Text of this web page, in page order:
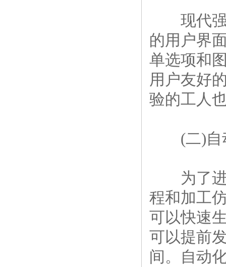
现代强
的用户界
单选项和
用户友好
验的工人
(二)自
为了进
程和加工
可以快速
可以提前
间。自动